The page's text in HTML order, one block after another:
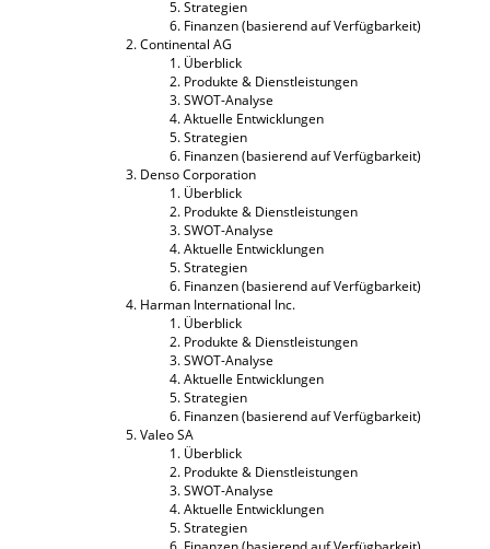
Strategien
Finanzen (basierend auf Verfügbarkeit)
Continental AG
Überblick
Produkte & Dienstleistungen
SWOT-Analyse
Aktuelle Entwicklungen
Strategien
Finanzen (basierend auf Verfügbarkeit)
Denso Corporation
Überblick
Produkte & Dienstleistungen
SWOT-Analyse
Aktuelle Entwicklungen
Strategien
Finanzen (basierend auf Verfügbarkeit)
Harman International Inc.
Überblick
Produkte & Dienstleistungen
SWOT-Analyse
Aktuelle Entwicklungen
Strategien
Finanzen (basierend auf Verfügbarkeit)
Valeo SA
Überblick
Produkte & Dienstleistungen
SWOT-Analyse
Aktuelle Entwicklungen
Strategien